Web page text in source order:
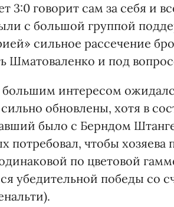
3:0 говорит сам за себя и
с большой группой
сильное рассечение
Шматоваленко и под
большим интересом
обновлены, хотя в
было с Берндом
потребовал, чтобы
по цветовой
убедительной победы со